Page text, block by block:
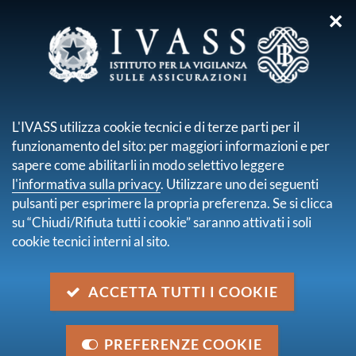
sei qui: Home Media Comunicati stampa
pagina 91 di 104
Integrazione comunicato stampa del 12/05/2015
- sito internet non conforme alla disciplina
sull'intermediazione pdf 236.1 KB
5 agosto 2015
L'IVASS avvia la gestione dell'Archivio Integrato
30 luglio 2015
ALPHA INSURANCE A/S, segnalata l'emissione di
✕
L'IVASS utilizza cookie tecnici e di terze parti per il
funzionamento del sito: per maggiori informazioni e per
sapere come abilitarli in modo selettivo leggere
l'informativa sulla privacy. Utilizzare uno dei seguenti
pulsanti per esprimere la propria preferenza. Se si clicca
su “Chiudi/Rifiuta tutti i cookie” saranno attivati i soli
cookie tecnici interni al sito.
ACCETTA TUTTI I COOKIE
PREFERENZE COOKIE